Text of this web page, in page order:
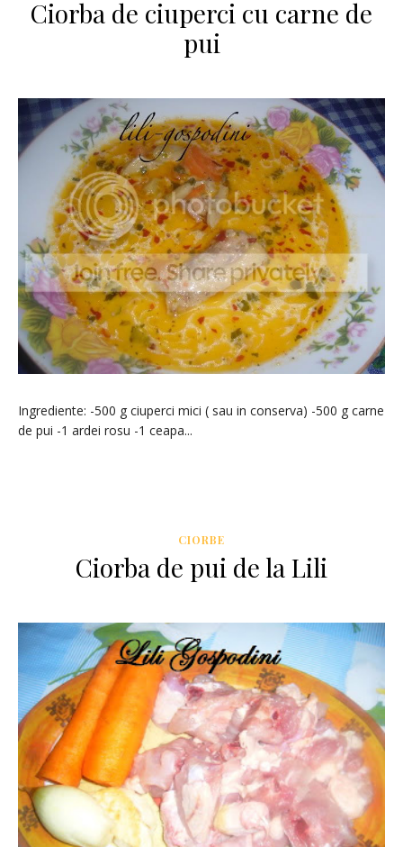
Ciorba de ciuperci cu carne de
pui
Ingrediente: -500 g ciuperci mici ( sau in conserva) -500 g carne
de pui -1 ardei rosu -1 ceapa...
CIORBE
Ciorba de pui de la Lili